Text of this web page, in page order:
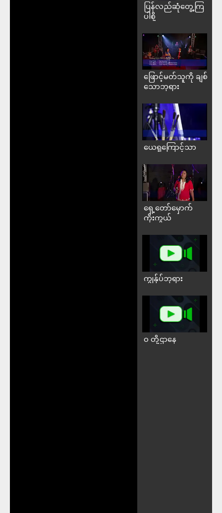
ပြန်လည်ဆုံတွေ့ကြ
ပါစို့
ဖြောင့်မတ်သူကို ချစ်
သောဘုရား
ယေရှုကြောင့်သာ
ရှေ့တော်မှောက်
ကိုးကွယ်
ကျွန်ုပ်ဘုရား
၀ တို့ဌာနေ